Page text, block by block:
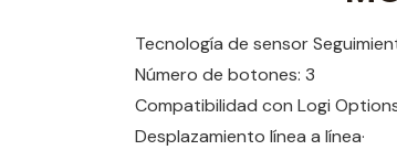
Tecnología de sensor
Número de botones: 3
Compatibilidad con Logi
Desplazamiento línea a línea·